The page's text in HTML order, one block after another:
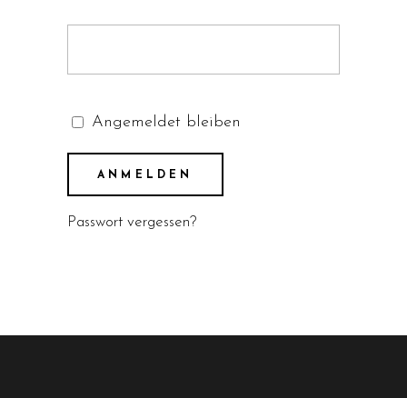
Angemeldet bleiben
ANMELDEN
Passwort vergessen?